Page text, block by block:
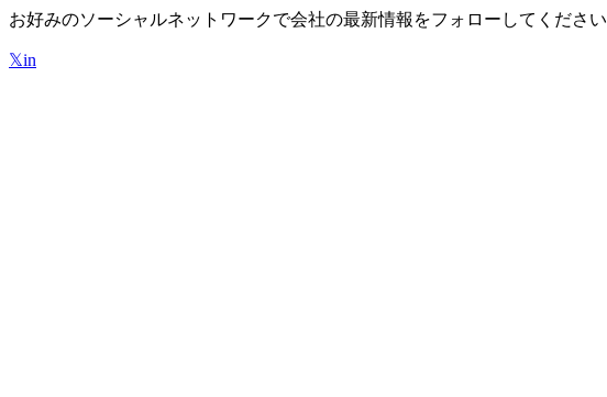
お好みのソーシャルネットワークで会社の最新情報をフォローしてください
𝕏in